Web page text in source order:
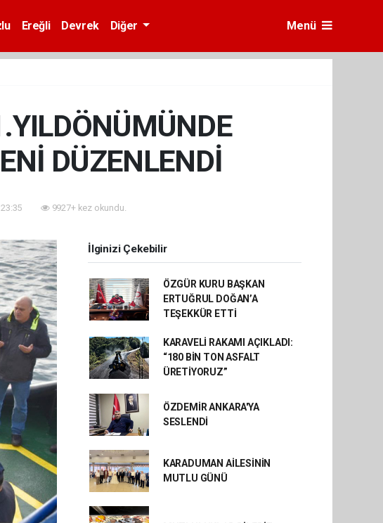
Ereğli Devrek Diğer Menü
DÜZENLENDİ
9927+ kez okundu.
İlginizi Çekebilir
ÖZGÜR KURU BAŞKAN
ERTUĞRUL DOĞAN’A
TEŞEKKÜR ETTİ
KARAVELİ RAKAMI AÇIKLADI:
“180 BİN TON ASFALT
ÜRETİYORUZ”
ÖZDEMİR ANKARA'YA
SESLENDİ
KARADUMAN AİLESİNİN
MUTLU GÜNÜ